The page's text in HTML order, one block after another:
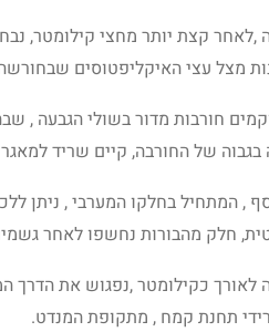
קצת יותר מחצי קילומטר,
מצל עצי האיקליפטוסים
חורבות מדור בשולי הגבעה ,
בגבוה של החורבה, קיים שריד
, המתחיל בחלקו המערבי , ניתן
חלק מהבורות נחשפו לאחר
לאורך כקילומטר ,נפגוש את הדרך
תחנת קמח , מתקופת המנדט.